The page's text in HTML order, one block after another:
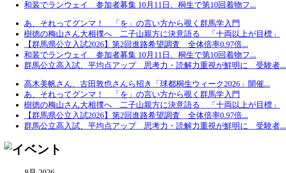
和装でランウェイ 参加者募集 10月11日、桐生で第10回着物フ...
あ、それってグンマ！ 「を」の言い方から覗く群馬学入門
樹徳の梅山さん大相撲へ 二子山親方に決意語る 「十両以上が目標」
【群馬県公立入試2026】第2回進路希望調査 全体倍率0.97倍...
和装でランウェイ 参加者募集 10月11日、桐生で第10回着物フ...
群馬公立高入試、平均点アップ 思考力・読解力重視が鮮明に 受験者...
高木美帆さん、古田敦也さんら招き「球都桐生ウィーク2026」開催...
あ、それってグンマ！ 「を」の言い方から覗く群馬学入門
樹徳の梅山さん大相撲へ 二子山親方に決意語る 「十両以上が目標」
【群馬県公立入試2026】第2回進路希望調査 全体倍率0.97倍...
群馬公立高入試、平均点アップ 思考力・読解力重視が鮮明に 受験者...